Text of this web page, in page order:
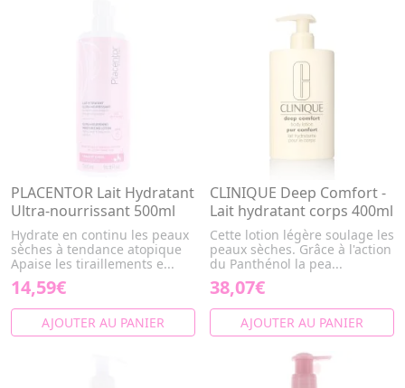
PLACENTOR Lait Hydratant
Ultra-nourrissant 500ml
Hydrate en continu les peaux
sèches à tendance atopique
Apaise les tiraillements e...
14,59€
AJOUTER AU PANIER
CLINIQUE Deep Comfort -
Lait hydratant corps 400ml
Cette lotion légère soulage les
peaux sèches. Grâce à l'action
du Panthénol la pea...
38,07€
AJOUTER AU PANIER